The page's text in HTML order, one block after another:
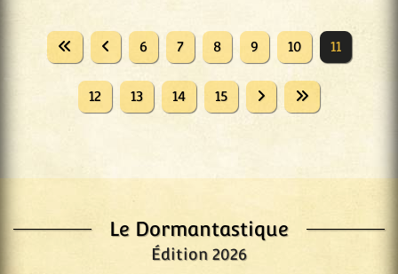
Le Dormantastique
Édition 2026
6 7 8 9 10 11
12 13 14 15